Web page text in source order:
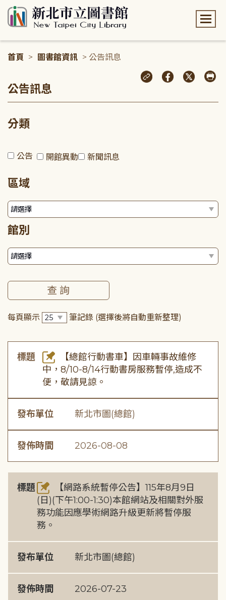
首頁 > 圖書館資訊 > 公告訊息
公告訊息
分類
公告 開館異動 新聞訊息
區域
館別
每頁顯示 筆記錄 (選擇後將自動重新整理)
標題
【總館行動書車】因車輛事故維修
中，8/10-8/14行動書房服務暫停,造成不
便，敬請見諒。
發布單位 新北市圖(總館)
發佈時間 2026-08-08
標題
【網路系統暫停公告】115年8月9日
(日)(下午1:00-1:30)本館網站及相關對外服
務功能因應學術網路升級更新將暫停服
務。
發布單位 新北市圖(總館)
發佈時間 2026-07-23